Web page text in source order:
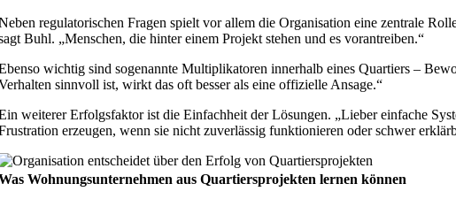
regulatorischen Fragen spielt vor allem die Organisation eine zentrale
Buhl. „Menschen, die hinter einem Projekt stehen und es vorantreiben.“
wichtig sind sogenannte Multiplikatoren innerhalb eines Quartiers –
sinnvoll ist, wirkt das oft besser als eine offizielle Ansage.“
weiterer Erfolgsfaktor ist die Einfachheit der Lösungen. „Lieber einfache
erzeugen, wenn sie nicht zuverlässig funktionieren oder schwer
Wohnungsunternehmen aus Quartiersprojekten lernen können